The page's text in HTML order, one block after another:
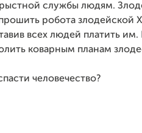
службы людям.
робота злодейской
всех людей платить
коварным планам
человечество?